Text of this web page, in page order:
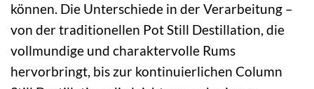
können. Die Unterschiede in der Verarbeitung –
von der traditionellen Pot Still Destillation, die
vollmundige und charaktervolle Rums
hervorbringt, bis zur kontinuierlichen Column